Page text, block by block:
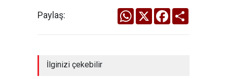
Paylaş: WhatsApp
X Facebook
İlginizi çekebilir